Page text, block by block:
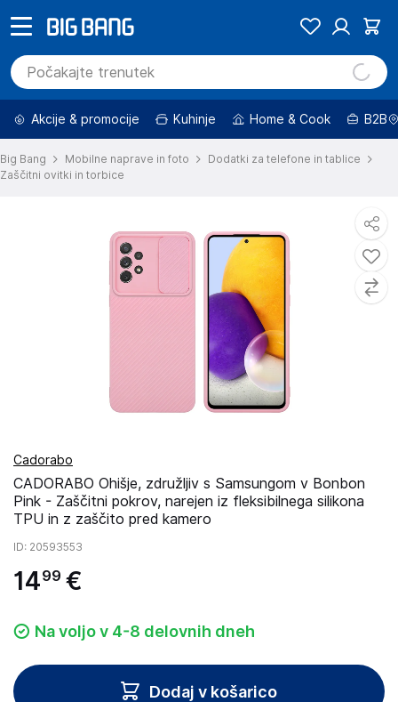
Akcije & promocije Kuhinje Home & Cook B2B
Big Bang Mobilne naprave in foto
Dodatki za telefone in tablice
Zaščitni ovitki in torbice
Cadorabo
CADORABO Ohišje, združljiv s Samsungom v Bonbon
Pink - Zaščitni pokrov, narejen iz fleksibilnega silikona
TPU in z zaščito pred kamero
ID: 20593553
1499 €
Na voljo v 4-8 delovnih dneh
Dodaj v košarico